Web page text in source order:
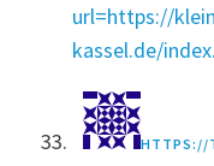
url=https://
kassel.de/
HTTPS://